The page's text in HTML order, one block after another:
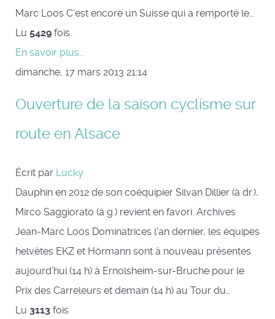
Marc Loos C’est encore un Suisse qui a remporté le…
Lu 5429 fois
En savoir plus...
dimanche, 17 mars 2013 21:14
Ouverture de la saison cyclisme sur
route en Alsace
Écrit par Lucky
Dauphin en 2012 de son coéquipier Silvan Dillier (à dr.),
Mirco Saggiorato (à g.) revient en favori. Archives
Jean-Marc Loos Dominatrices l’an dernier, les équipes
helvètes EKZ et Hörmann sont à nouveau présentes
aujourd’hui (14 h) à Ernolsheim-sur-Bruche pour le
Prix des Carreleurs et demain (14 h) au Tour du…
Lu 3113 fois